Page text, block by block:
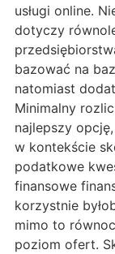
usługi online.
dotyczy
bazować na
natomiast
Minimalny
najlepszy
w kontekście
podatkowe
finansowe
korzystnie
mimo to
poziom ofert.